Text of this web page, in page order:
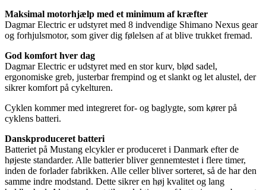
Maksimal motorhjælp med et minimum af kræfter
Dagmar Electric er udstyret med 8 indvendige Shimano Nexus gear
og forhjulsmotor, som giver dig følelsen af at blive trukket fremad.
God komfort hver dag
Dagmar Electric er udstyret med en stor kurv, blød sadel,
ergonomiske greb, justerbar frempind og et slankt og let alustel, der
sikrer komfort på cykelturen.
Cyklen kommer med integreret for- og baglygte, som kører på
cyklens batteri.
Danskproduceret batteri
Batteriet på Mustang elcykler er produceret i Danmark efter de
højeste standarder. Alle batterier bliver gennemtestet i flere timer,
inden de forlader fabrikken. Alle celler bliver sorteret, så de har den
samme indre modstand. Dette sikrer en høj kvalitet og lang